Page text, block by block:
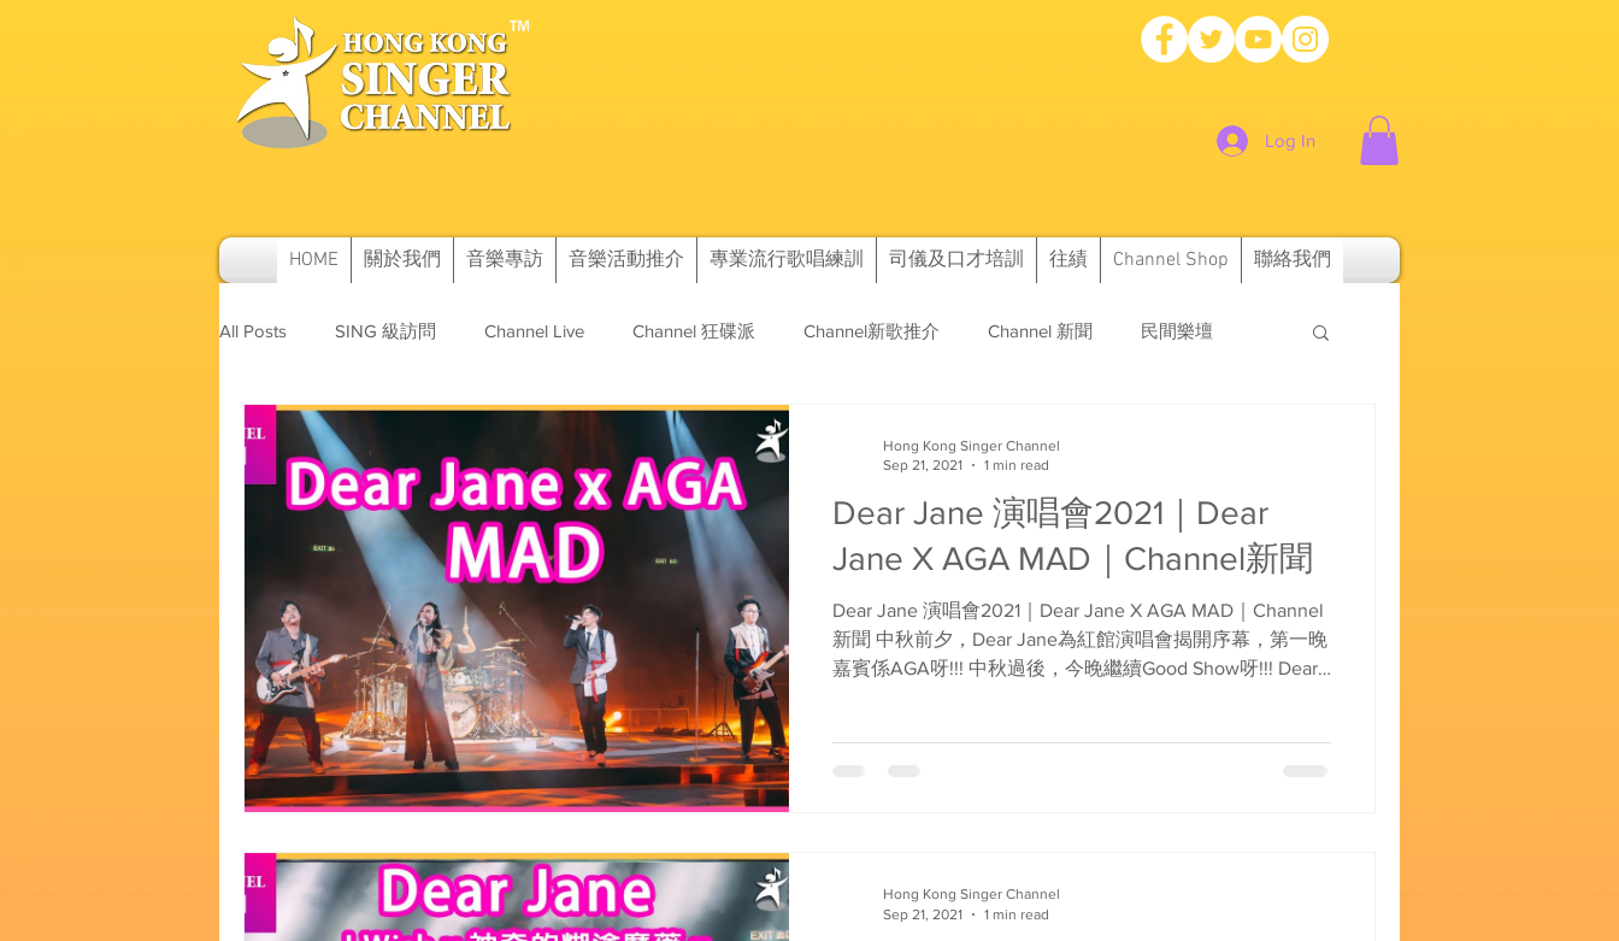
Log In
HOME 關於我們 音樂專訪 音樂活動推介 專業流行歌唱練訓 司儀及口才培訓 往績 Channel Shop 聯絡我們
All Posts SING 級訪問 Channel Live Channel 狂碟派 Channel新歌推介 Channel 新聞 民間樂壇
SAM及其他訪問
Dear Jane 演唱會2021｜Dear
Jane X AGA MAD｜Channel新聞
Dear Jane 演唱會2021｜Dear Jane X AGA MAD｜Channel
新聞 中秋前夕，Dear Jane為紅館演唱會揭開序幕，第一晚
嘉賓係AGA呀!!! 中秋過後，今晚繼續Good Show呀!!! Dear
Hong Kong Singer Channel
Sep 21, 2021
1 min read
Hong Kong Singer Channel
Sep 21, 2021
1 min read